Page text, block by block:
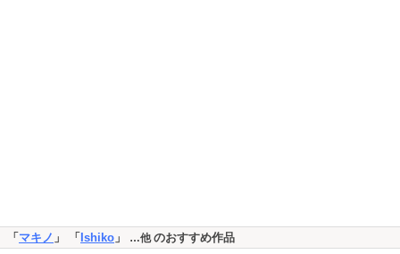
「マキノ 」 「Ishiko 」 …他のおすすめ作品